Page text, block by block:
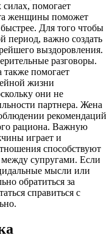
силах, помогает
женщины поможет
Для того чтобы
период, важно создать
выздоровления.
разговоры.
помогает
жизни
они не
партнера. Жена
рекомендаций
рациона. Важную
играет и
способствуют
супругами. Если
мысли или
обратиться за
справиться с